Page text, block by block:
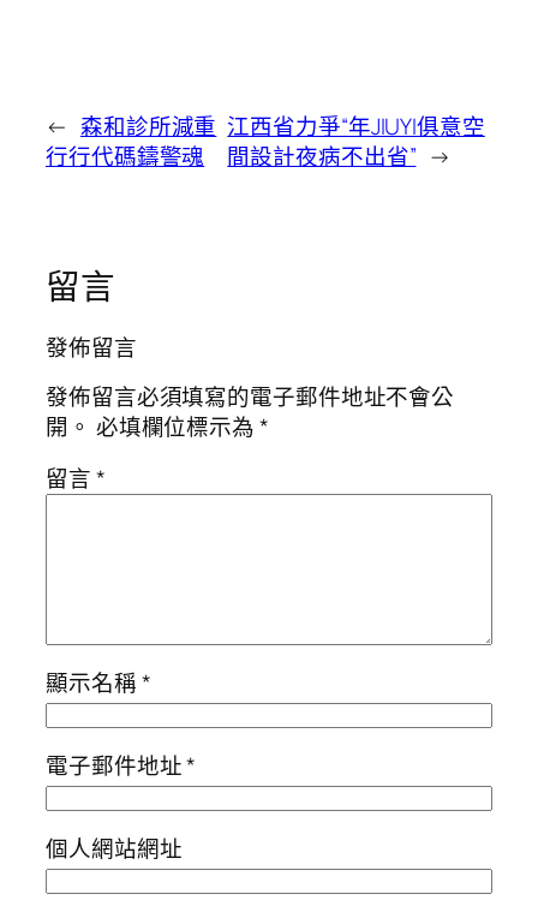
← 森和診所減重
行行代碼鑄警魂
江西省力爭“年JIUYI俱意空
間設計夜病不出省” →
留言
發佈留言
發佈留言必須填寫的電子郵件地址不會公
開。 必填欄位標示為*
留言*
顯示名稱*
電子郵件地址*
個人網站網址